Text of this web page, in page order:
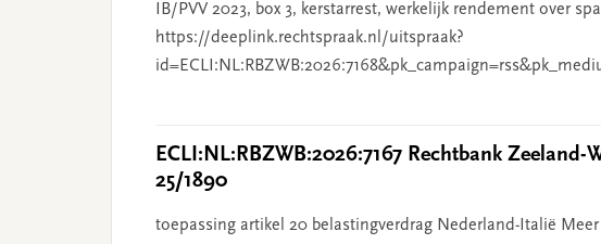
IB/PVV 2023, box 3, kerstarrest, werkelijk rendement over
https://deeplink.rechtspraak.nl/uitspraak?
ECLI:NL:RBZWB:2026:7167 Rechtbank Zeeland-
25/1890
toepassing artikel 20 belastingverdrag Nederland-Italië